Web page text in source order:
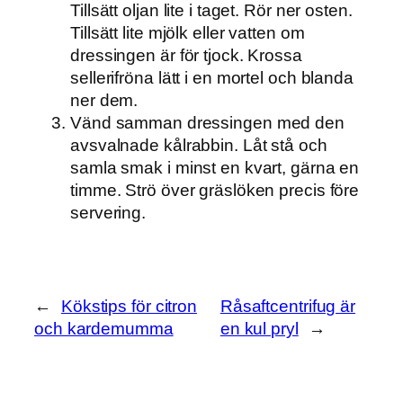
Tillsätt oljan lite i taget. Rör ner osten.
Tillsätt lite mjölk eller vatten om
dressingen är för tjock. Krossa
sellerifröna lätt i en mortel och blanda
ner dem.
Vänd samman dressingen med den
avsvalnade kålrabbin. Låt stå och
samla smak i minst en kvart, gärna en
timme. Strö över gräslöken precis före
servering.
←
Kökstips för citron
och kardemumma
Råsaftcentrifug är
en kul pryl
→